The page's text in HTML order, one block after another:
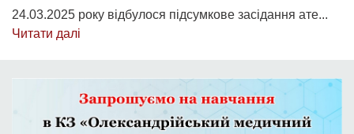
24.03.2025 року відбулося підсумкове засідання ате...
Читати далі